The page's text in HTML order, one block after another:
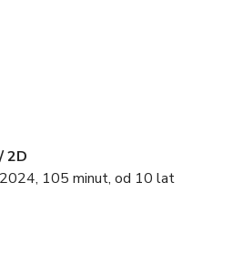
2D
105 minut, od 10 lat